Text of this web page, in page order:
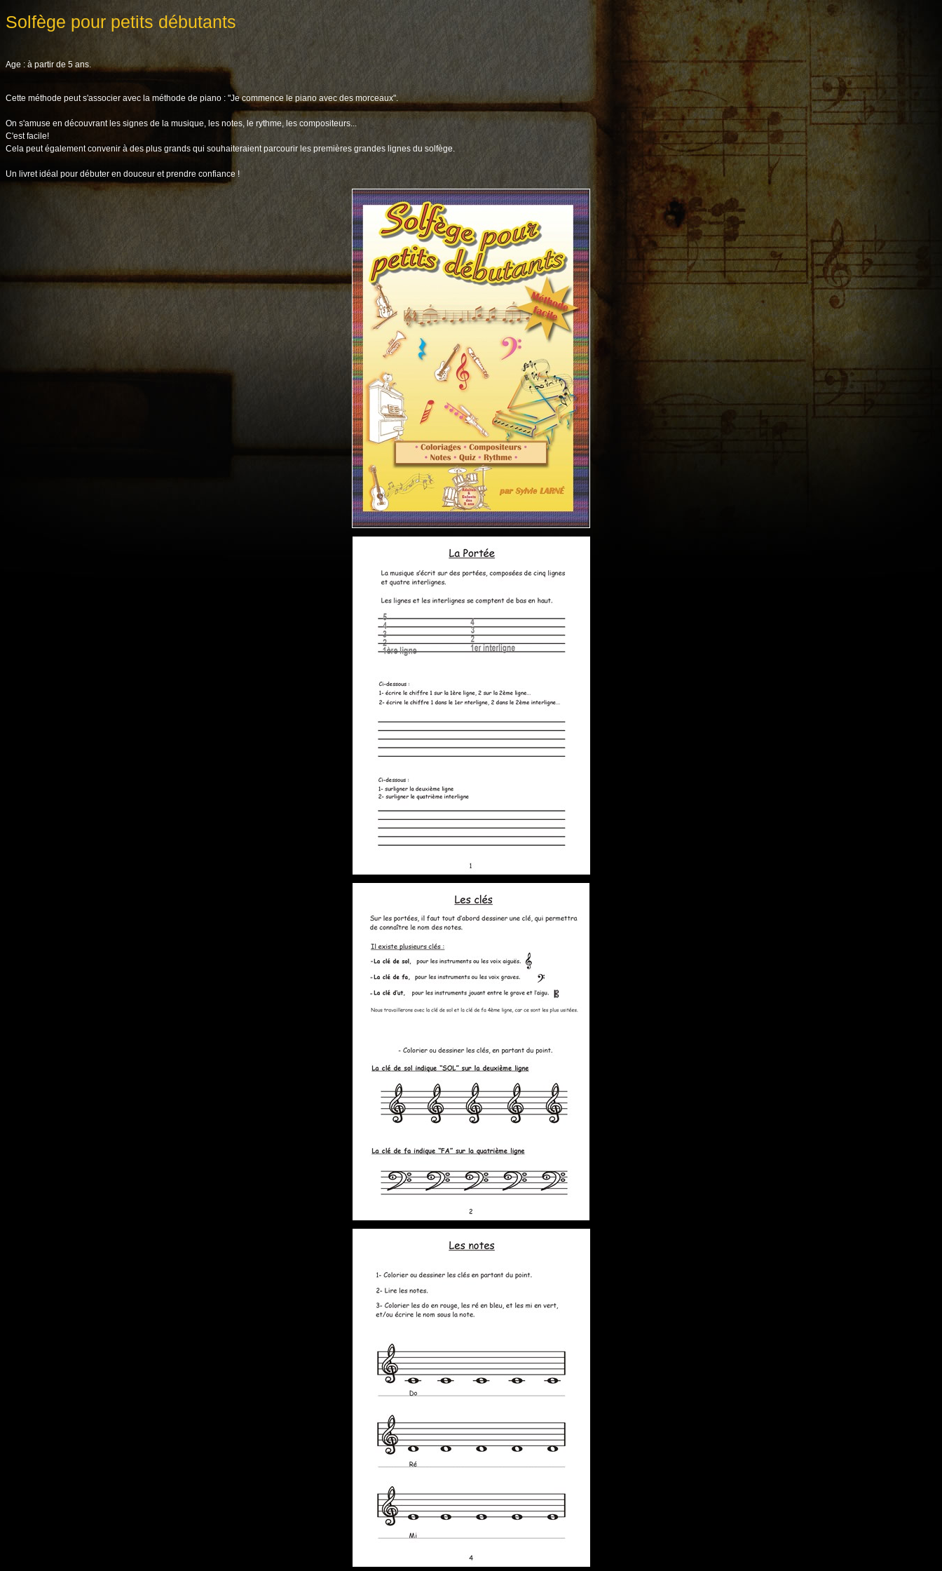
Solfège pour petits débutants
Age : à partir de 5 ans.
Cette méthode peut s'associer avec la méthode de piano : "Je commence le piano avec des morceaux".
On s'amuse en découvrant les signes de la musique, les notes, le rythme, les compositeurs...
C'est facile!
Cela peut également convenir à des plus grands qui souhaiteraient parcourir les premières grandes lignes du solfège.
Un livret idéal pour débuter en douceur et prendre confiance !